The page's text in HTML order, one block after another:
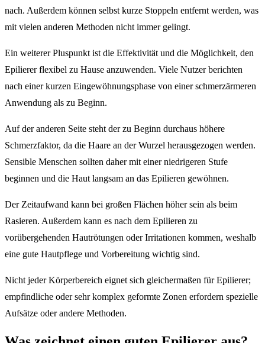
nach. Außerdem können selbst kurze Stoppeln entfernt werden, was
mit vielen anderen Methoden nicht immer gelingt.
Ein weiterer Pluspunkt ist die Effektivität und die Möglichkeit, den
Epilierer flexibel zu Hause anzuwenden. Viele Nutzer berichten
nach einer kurzen Eingewöhnungsphase von einer schmerzärmeren
Anwendung als zu Beginn.
Auf der anderen Seite steht der zu Beginn durchaus höhere
Schmerzfaktor, da die Haare an der Wurzel herausgezogen werden.
Sensible Menschen sollten daher mit einer niedrigeren Stufe
beginnen und die Haut langsam an das Epilieren gewöhnen.
Der Zeitaufwand kann bei großen Flächen höher sein als beim
Rasieren. Außerdem kann es nach dem Epilieren zu
vorübergehenden Hautrötungen oder Irritationen kommen, weshalb
eine gute Hautpflege und Vorbereitung wichtig sind.
Nicht jeder Körperbereich eignet sich gleichermaßen für Epilierer;
empfindliche oder sehr komplex geformte Zonen erfordern spezielle
Aufsätze oder andere Methoden.